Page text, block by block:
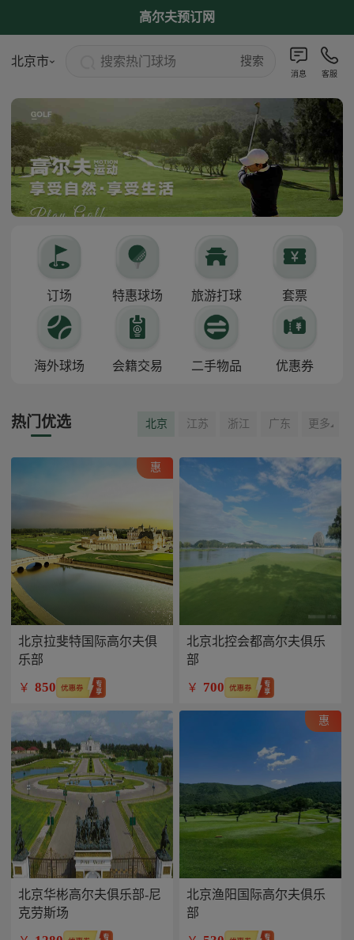
高尔夫预订网
北京市 搜索热门球场 搜索
消息 客服
订场 特惠球场 旅游打球 套票
海外球场 会籍交易 二手物品 优惠券
热门优选 北京 江苏 浙江 广东 更多
惠
北京拉斐特国际高尔夫俱
乐部
￥ 850
北京北控会都高尔夫俱乐
部
￥ 700
北京华彬高尔夫俱乐部-尼
克劳斯场
惠
北京渔阳国际高尔夫俱乐
部